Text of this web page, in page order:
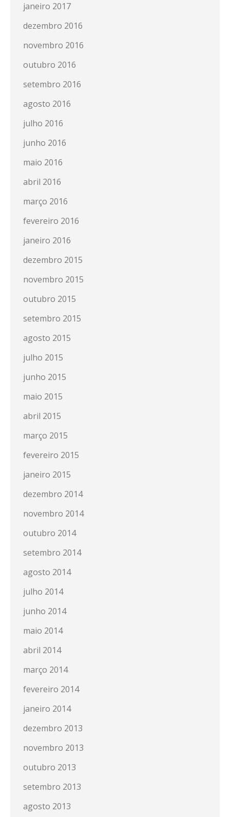
janeiro 2017
dezembro 2016
novembro 2016
outubro 2016
setembro 2016
agosto 2016
julho 2016
junho 2016
maio 2016
abril 2016
março 2016
fevereiro 2016
janeiro 2016
dezembro 2015
novembro 2015
outubro 2015
setembro 2015
agosto 2015
julho 2015
junho 2015
maio 2015
abril 2015
março 2015
fevereiro 2015
janeiro 2015
dezembro 2014
novembro 2014
outubro 2014
setembro 2014
agosto 2014
julho 2014
junho 2014
maio 2014
abril 2014
março 2014
fevereiro 2014
janeiro 2014
dezembro 2013
novembro 2013
outubro 2013
setembro 2013
agosto 2013